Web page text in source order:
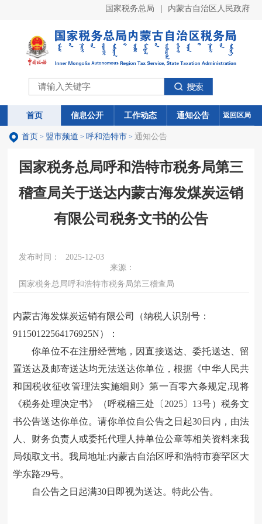
国家税务总局 内蒙古自治区人民政府
首页 信息公开 工作动态 通知公告
首页 信息公开 工作动态 通知公告 返回区局
首页 > 盟市频道 > 呼和浩特市> 通知公告
国家税务总局呼和浩特市税务局第三
稽查局关于送达内蒙古海发煤炭运销
有限公司税务文书的公告
发布时间：
2025-12-03
来源：
国家税务总局呼和浩特市税务局第三稽查局
内蒙古海发煤炭运销有限公司（纳税人识别号：
91150122564176925N）
：
你单位不在注册经营地，因直接送达、委托送达、留
置送达及邮寄送达均无法送达你单位，根据《中华人民共
和国税收征收管理法实施细则》第一百零六条规定,现将
《税务处理决定书》（呼税稽三处〔2025〕13号）税务文
书公告送达你单位。请你单位自公告之日起30日内，由法
人、财务负责人或委托代理人持单位公章等相关资料来我
局领取文书。我局地址:内蒙古自治区呼和浩特市赛罕区大
学东路29号。
自公告之日起满30日即视为送达。特此公告。